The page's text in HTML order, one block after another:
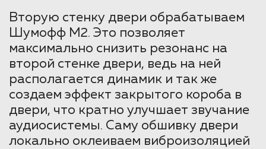
Вторую стенку двери обрабатываем
Шумофф М2. Это позволяет
максимально снизить резонанс на
второй стенке двери, ведь на ней
располагается динамик и так же
создаем эффект закрытого короба в
двери, что кратно улучшает звучание
аудиосистемы. Саму обшивку двери
локально оклеиваем виброизоляцией